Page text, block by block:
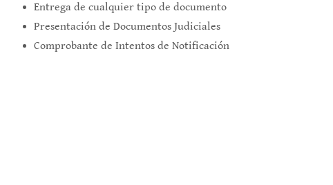
Entrega de cualquier tipo de documento
Presentación de Documentos Judiciales
Comprobante de Intentos de Notificación